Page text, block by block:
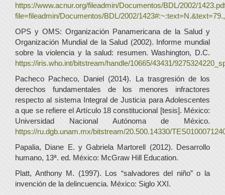
https://www.acnur.org/fileadmin/Documentos/BDL/2002/
file=fileadmin/Documentos/BDL/2002/
OPS y OMS: Organización Panamericana de la Salud y
Organización Mundial de la Salud (2002). Informe mundial
sobre la violencia y la salud: resumen. Washington, D.C.
https://iris.who.int/bitstream/handle/10665/43431/
Pacheco Pacheco, Daniel (2014). La trasgresión de los
derechos fundamentales de los menores infractores
respecto al sistema Integral de Justicia para Adolescentes
a que se refiere el Artículo 18 constitucional [tesis]. México:
Universidad Nacional Autónoma de México.
https://ru.dgb.unam.mx/bitstream/20.500.14330/
Papalia, Diane E. y Gabriela Martorell (2012). Desarrollo
humano, 13ª. ed. México: McGraw Hill Education.
Platt, Anthony M. (1997). Los “salvadores del niño” o la
invención de la delincuencia. México: Siglo XXI.